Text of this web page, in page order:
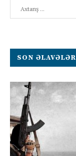
SON ƏLAVƏLƏR